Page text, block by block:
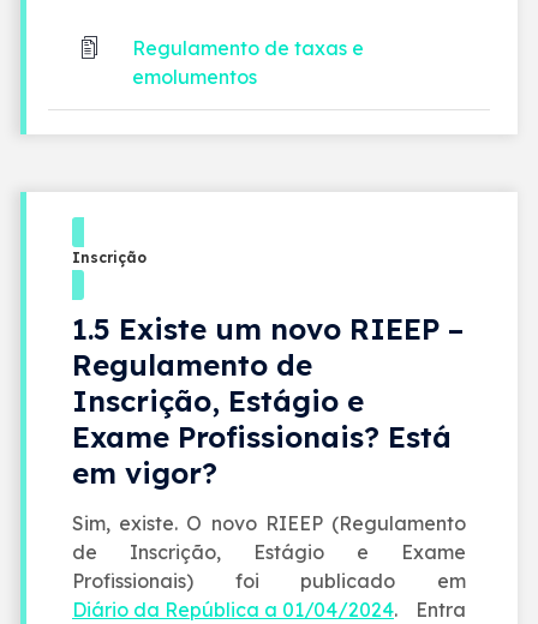
Regulamento de taxas e
emolumentos
Inscrição
1.5 Existe um novo RIEEP –
Regulamento de
Inscrição, Estágio e
Exame Profissionais? Está
em vigor?
Sim, existe. O novo RIEEP (Regulamento
de Inscrição, Estágio e Exame
Profissionais) foi publicado em
Diário da República a 01/04/2024. Entra